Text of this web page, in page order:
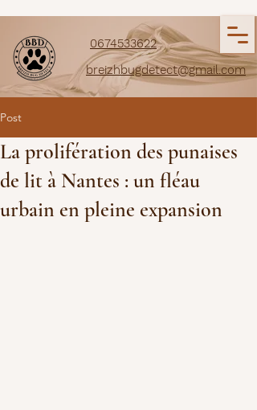
0674533622
breizhbugdetect@gmail.com
Post
La prolifération des punaises
de lit à Nantes : un fléau
urbain en pleine expansion